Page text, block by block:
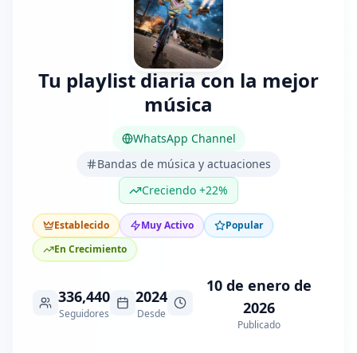
Tu playlist diaria con la mejor
música
WhatsApp Channel
Bandas de música y actuaciones
Creciendo +22%
Establecido Muy Activo
Popular
En Crecimiento
336,440
Seguidores
2024
Desde
10 de enero de
2026
Publicado